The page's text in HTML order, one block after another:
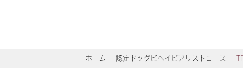
ホーム 認定ドッグビヘイビアリストコース